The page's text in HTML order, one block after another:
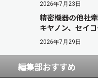
2026年7月23日
精密機器の他社
キヤノン、セイ
2026年7月29日
編集部おすすめ